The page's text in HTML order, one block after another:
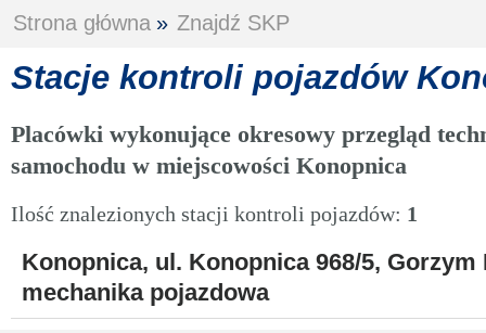
Strona główna » Znajdź SKP
Stacje kontroli pojazdów
Placówki wykonujące okresowy przegląd
samochodu w miejscowości Konopnica
Ilość znalezionych stacji kontroli pojazdów: 1
Konopnica, ul. Konopnica 968/5,
mechanika pojazdowa